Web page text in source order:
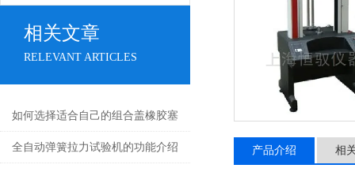
相关文章
RELEVANT ARTICLES
如何选择适合自己的组合盖橡胶塞
穿刺力测试仪？
全自动弹簧拉力试验机的功能介绍 产品介绍 相